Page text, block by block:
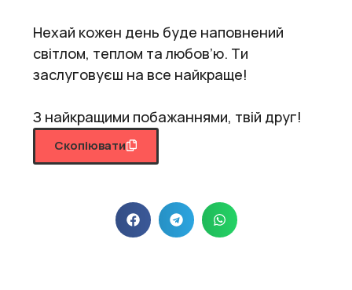
Нехай кожен день буде наповнений
світлом, теплом та любов’ю. Ти
заслуговуєш на все найкраще!
З найкращими побажаннями, твій друг!
Скопіювати